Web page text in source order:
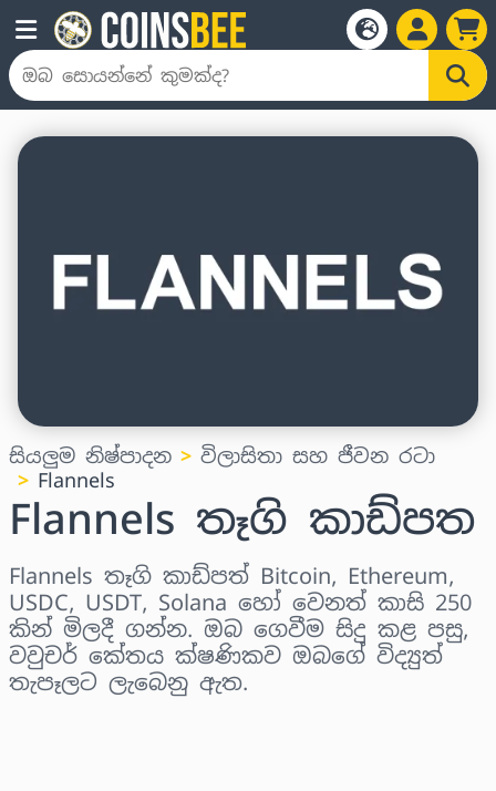
සියලුම නිෂ්පාදන
විලාසිතා සහ ජීවන රටා
Flannels
Flannels තෑගි කාඩ්පත
Flannels තෑගි කාඩ්පත් Bitcoin, Ethereum,
USDC, USDT, Solana හෝ වෙනත් කාසි 250
කින් මිලදී ගන්න. ඔබ ගෙවීම සිදු කළ පසු,
වවුචර් කේතය ක්ෂණිකව ඔබගේ විද්‍යුත්
තැපෑලට ලැබෙනු ඇත.